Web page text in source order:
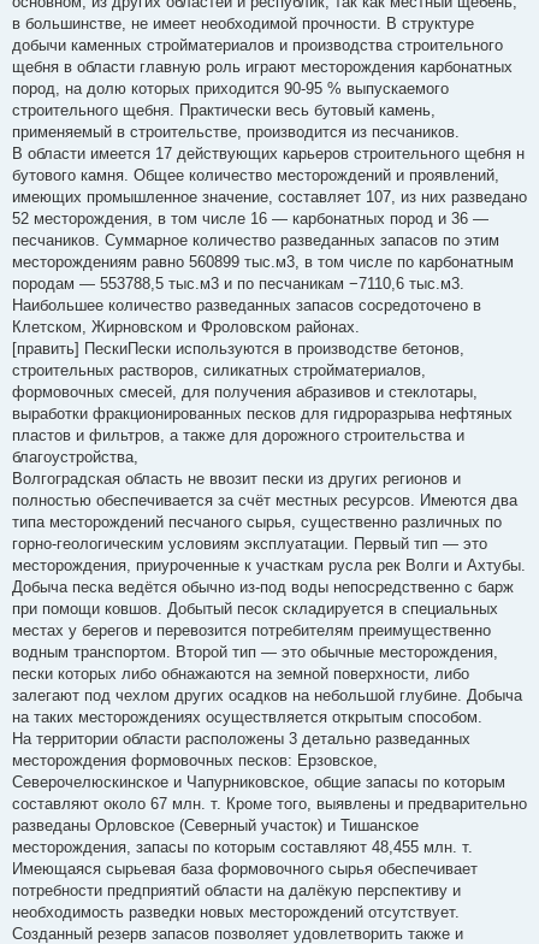
в большинстве, не имеет необходимой прочности. В структуре
добычи каменных стройматериалов и производства строительного
щебня в области главную роль играют месторождения карбонатных
пород, на долю которых приходится 90-95 % выпускаемого
строительного щебня. Практически весь бутовый камень,
применяемый в строительстве, производится из песчаников.
В области имеется 17 действующих карьеров строительного щебня н
бутового камня. Общее количество месторождений и проявлений,
имеющих промышленное значение, составляет 107, из них разведано
52 месторождения, в том числе 16 — карбонатных пород и 36 —
песчаников. Суммарное количество разведанных запасов по этим
месторождениям равно 560899 тыс.м3, в том числе по карбонатным
породам — 553788,5 тыс.м3 и по песчаникам −7110,6 тыс.м3.
Наибольшее количество разведанных запасов сосредоточено в
Клетском, Жирновском и Фроловском районах.
[править] ПескиПески используются в производстве бетонов,
строительных растворов, силикатных стройматериалов,
формовочных смесей, для получения абразивов и стеклотары,
выработки фракционированных песков для гидроразрыва нефтяных
пластов и фильтров, а также для дорожного строительства и
благоустройства,
Волгоградская область не ввозит пески из других регионов и
полностью обеспечивается за счёт местных ресурсов. Имеются два
типа месторождений песчаного сырья, существенно различных по
горно-геологическим условиям эксплуатации. Первый тип — это
месторождения, приуроченные к участкам русла рек Волги и Ахтубы.
Добыча песка ведётся обычно из-под воды непосредственно с барж
при помощи ковшов. Добытый песок складируется в специальных
местах у берегов и перевозится потребителям преимущественно
водным транспортом. Второй тип — это обычные месторождения,
пески которых либо обнажаются на земной поверхности, либо
залегают под чехлом других осадков на небольшой глубине. Добыча
на таких месторождениях осуществляется открытым способом.
На территории области расположены 3 детально разведанных
месторождения формовочных песков: Ерзовское,
Северочелюскинское и Чапурниковское, общие запасы по которым
составляют около 67 млн. т. Кроме того, выявлены и предварительно
разведаны Орловское (Северный участок) и Тишанское
месторождения, запасы по которым составляют 48,455 млн. т.
Имеющаяся сырьевая база формовочного сырья обеспечивает
потребности предприятий области на далёкую перспективу и
необходимость разведки новых месторождений отсутствует.
Созданный резерв запасов позволяет удовлетворить также и